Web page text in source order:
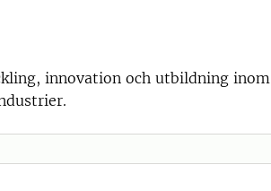
innovation och utbildning inom